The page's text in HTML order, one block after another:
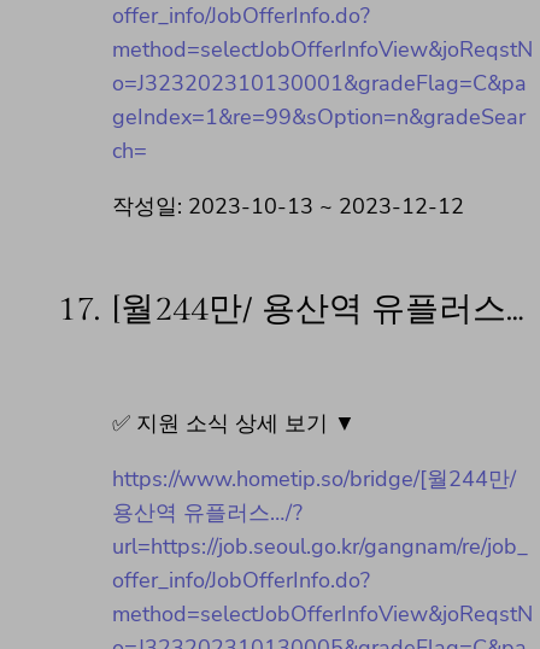
offer_info/JobOfferInfo.do?
method=selectJobOfferInfoView&joReqstN
o=J323202310130001&gradeFlag=C&pa
geIndex=1&re=99&sOption=n&gradeSear
ch=
작성일: 2023-10-13 ~ 2023-12-12
17. [월244만/ 용산역 유플러스…
✅ 지원 소식 상세 보기 ▼
https://www.hometip.so/bridge/[월244만/
용산역 유플러스…/?
url=https://job.seoul.go.kr/gangnam/re/job_
offer_info/JobOfferInfo.do?
method=selectJobOfferInfoView&joReqstN